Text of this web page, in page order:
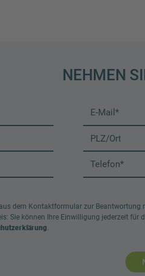
NEHMEN
dem Kontaktformular zur
Sie können Ihre Einwilligung jederzeit für
.